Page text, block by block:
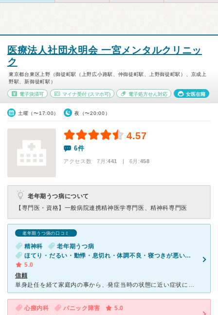
医療法人社団永明会 一宮メンタルクリニッ
ク
東京都台東区上野（御徒町駅（上野広小路駅、仲御徒町駅、上野御徒町駅）、京成上
野駅、新御徒町駅）
電子決済可 マイナ受付(スマホ可) 電子処方せん対応 女医在籍
土曜（〜17:00） 夜（〜20:00）
4.57
6件
アクセス数 7月:441 | 6月:458
老年期うつ病について
【専門医・資格】 一般病院連携精神医学専門医、精神科専門医
老年期うつ病の口コミ
精神科
老年期うつ病
ほてり・だるい・動悸・息切れ・体調不良・寝つきが悪い・不眠・ED（男性）・気が滅入る・不安・幻想・妄想・気分が異常に高揚している
5.0
信頼
単身赴任を経て家庭内の事から、発症当時の状態に近い症状に戻りましてもしかしたら病院が合っていないのではと慌てて診療科目を確認致しましたら何と「小児科内科」の記載がこれはまずいと早速ネットにて探して数多
心療内科 パニック障害
5.0